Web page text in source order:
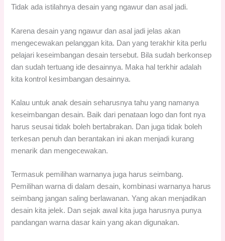
Tidak ada istilahnya desain yang ngawur dan asal jadi.
Karena desain yang ngawur dan asal jadi jelas akan
mengecewakan pelanggan kita. Dan yang terakhir kita perlu
pelajari keseimbangan desain tersebut. Bila sudah berkonsep
dan sudah tertuang ide desainnya. Maka hal terkhir adalah
kita kontrol kesimbangan desainnya.
Kalau untuk anak desain seharusnya tahu yang namanya
keseimbangan desain. Baik dari penataan logo dan font nya
harus seusai tidak boleh bertabrakan. Dan juga tidak boleh
terkesan penuh dan berantakan ini akan menjadi kurang
menarik dan mengecewakan.
Termasuk pemilihan warnanya juga harus seimbang.
Pemilihan warna di dalam desain, kombinasi warnanya harus
seimbang jangan saling berlawanan. Yang akan menjadikan
desain kita jelek. Dan sejak awal kita juga harusnya punya
pandangan warna dasar kain yang akan digunakan.